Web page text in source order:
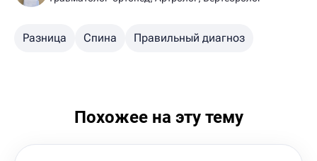
Разница Спина Правильный диагноз
Похожее на эту тему